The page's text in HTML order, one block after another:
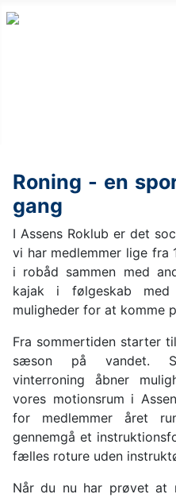
Roning - en
gang
I Assens Roklub er det
vi har medlemmer lige fra
i robåd sammen med
kajak i følgeskab
muligheder for at komme
Fra sommertiden starter
sæson på vandet.
vinterroning åbner
vores motionsrum i
for medlemmer året
gennemgå et
fælles roture uden
Når du nu har prøvet at